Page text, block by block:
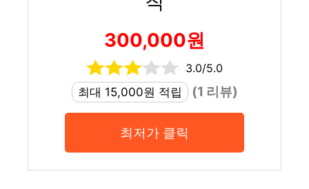
300,000원
3.0/5.0
최대 15,000원 적립
(1 리뷰)
최저가 클릭